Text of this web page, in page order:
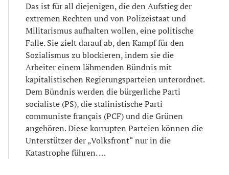
Das ist für all diejenigen, die den Aufstieg der
extremen Rechten und von Polizeistaat und
Militarismus aufhalten wollen, eine politische
Falle. Sie zielt darauf ab, den Kampf für den
Sozialismus zu blockieren, indem sie die
Arbeiter einem lähmenden Bündnis mit
kapitalistischen Regierungsparteien unterordnet.
Dem Bündnis werden die bürgerliche Parti
socialiste (PS), die stalinistische Parti
communiste français (PCF) und die Grünen
angehören. Diese korrupten Parteien können die
Unterstützer der „Volksfront“ nur in die
Katastrophe führen. …